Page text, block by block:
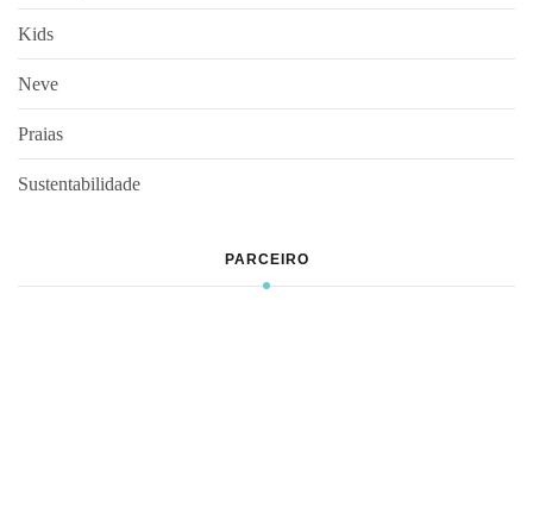
Kids
Neve
Praias
Sustentabilidade
PARCEIRO